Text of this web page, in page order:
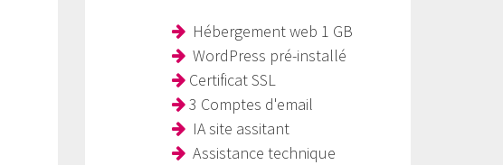
Hébergement web 1 GB
WordPress pré-installé
Certificat SSL
3 Comptes d'email
IA site assitant
Assistance technique